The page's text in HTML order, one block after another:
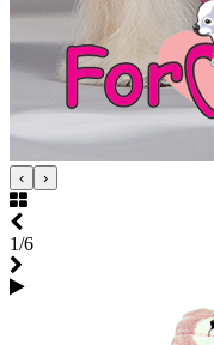
‹ ›
1/6